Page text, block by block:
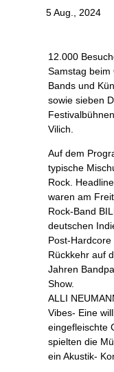
5 Aug., 2024
12.000
Samstag beim
Bands und
sowie sieben
Vilich.
Auf dem
typische
Rock.
waren am
Rock-Band
deutschen
Post-
Rückkehr auf
Jahren
Show.
ALLI
Vibes- Eine
eingefleischte
spielten die
ein Akustik-